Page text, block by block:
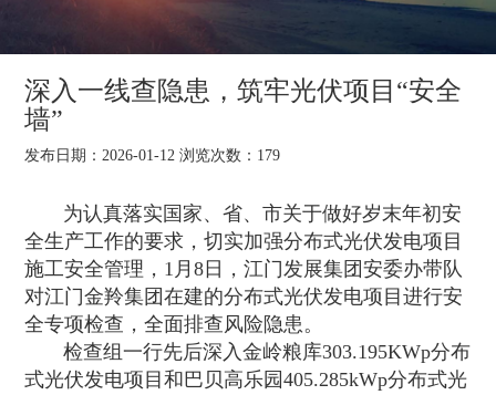
深入一线查隐患，筑牢光伏项目“安全
墙”
发布日期：2026-01-12 浏览次数： 179
为认真落实国家、省、市关于做好岁末年初安
全生产工作的要求，切实加强分布式光伏发电项目
施工安全管理，1月8日，江门发展集团安委办带队
对江门金羚集团在建的分布式光伏发电项目进行安
全专项检查，全面排查风险隐患。
检查组一行先后深入金岭粮库303.195KWp分布
式光伏发电项目和巴贝高乐园405.285kWp分布式光